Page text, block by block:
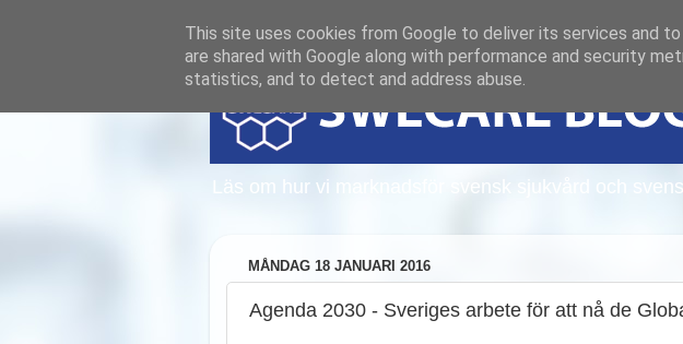
Läs om hur vi marknadsför svensk sjukvård och
MÅNDAG 18 JANUARI 2016
Agenda 2030 - Sveriges arbete för att nå de
This site uses cookies from Google to deliver its services and
are shared with Google along with performance and security
statistics, and to detect and address abuse.